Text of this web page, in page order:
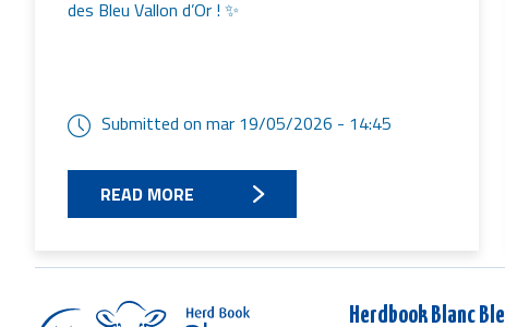
des Bleu Vallon d’Or ! ✨
Submitted on mar 19/05/2026 - 14:45
READ MORE
Herdbook Blanc